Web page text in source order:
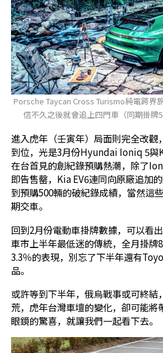
Porsche Taycan Cross Turismo純電跨界
信不久之後就會追上四門車（同期掛牌
進入虎年（壬寅年）局面則完全改觀
到位，光是3月份Hyundai Ioniq 5與
在台首見的創紀錄預購熱潮，除了
即告售罄，Kia EV6連同向原廠追加
到預購500輛的破紀錄成績，當然這
期交車。
回到2月份電動車掛牌數據，可以看
車市上半年最低迷的傳統，全月掛牌
3.3％的表現，別忘了下半年還有
品。
或許等到下半年，俄烏戰事或可終結
荒，虎年台灣車壇的變化，卻可能將
眼鏡的驚喜，就讓我們一起看下去。